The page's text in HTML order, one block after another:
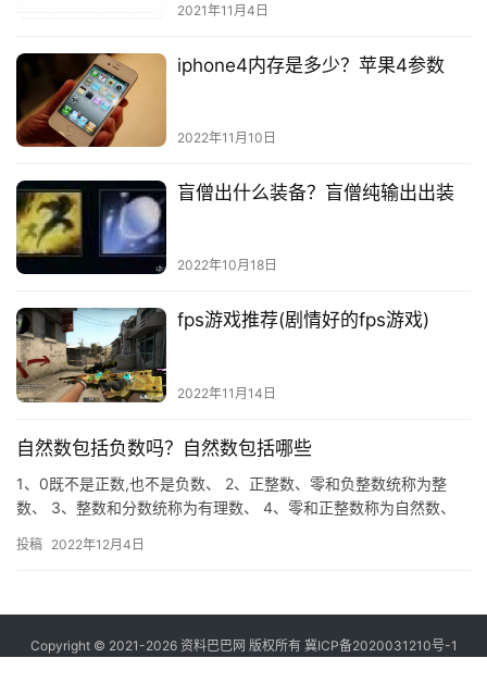
2021年11月4日
iphone4内存是多少？苹果4参数
2022年11月10日
盲僧出什么装备？盲僧纯输出出装
2022年10月18日
fps游戏推荐(剧情好的fps游戏)
2022年11月14日
自然数包括负数吗？自然数包括哪些
1、0既不是正数,也不是负数、 2、正整数、零和负整数统称为整
数、 3、整数和分数统称为有理数、 4、零和正整数称为自然数、
投稿 2022年12月4日
Copyright © 2021-2026 资料巴巴网 版权所有 冀ICP备2020031210号-1